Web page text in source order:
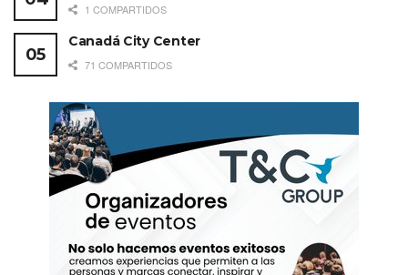
1 COMPARTIDOS
Canadá City Center
71 COMPARTIDOS